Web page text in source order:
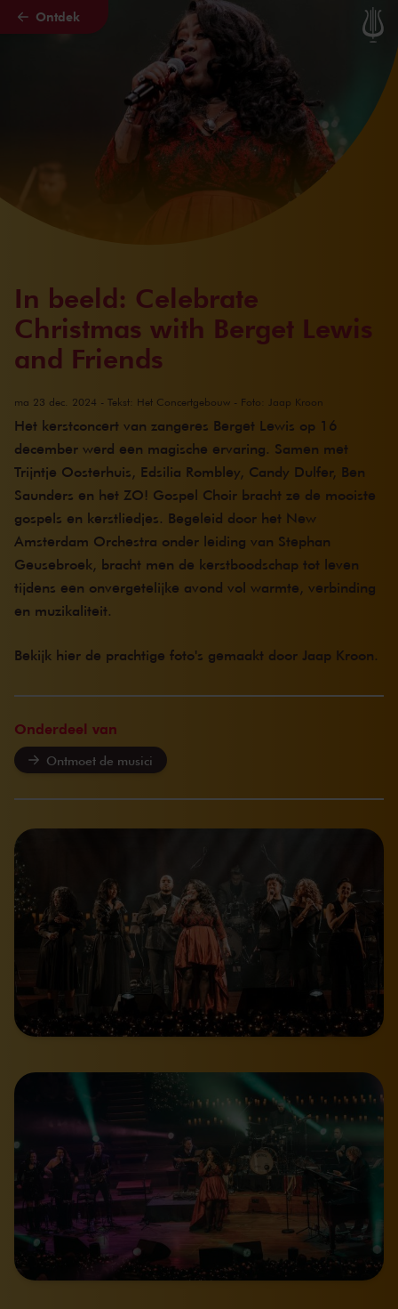
Naar hoofdcontent
Ontdek
In beeld: Celebrate
Christmas with Berget Lewis
and Friends
ma 23 dec. 2024 - Tekst: Het Concertgebouw - Foto: Jaap Kroon
Het kerstconcert van zangeres Berget Lewis op 16
december werd een magische ervaring. Samen met
Trijntje Oosterhuis, Edsilia Rombley, Candy Dulfer, Ben
Saunders en het ZO! Gospel Choir bracht ze de mooiste
gospels en kerstliedjes. Begeleid door het New
Amsterdam Orchestra onder leiding van Stephan
Geusebroek, bracht men de kerstboodschap tot leven
tijdens een onvergetelijke avond vol warmte, verbinding
en muzikaliteit.
Bekijk hier de prachtige foto's gemaakt door Jaap Kroon.
Onderdeel van
Ontmoet de musici